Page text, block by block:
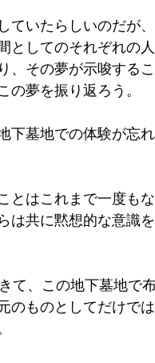
ていたらしいのだが
としてのそれぞれの
その夢が示唆する
の夢を振り返ろう。
下墓地での体験が忘
とはこれまで一度も
は共に黙想的な意識
て、この地下墓地で
のものとしてだけで